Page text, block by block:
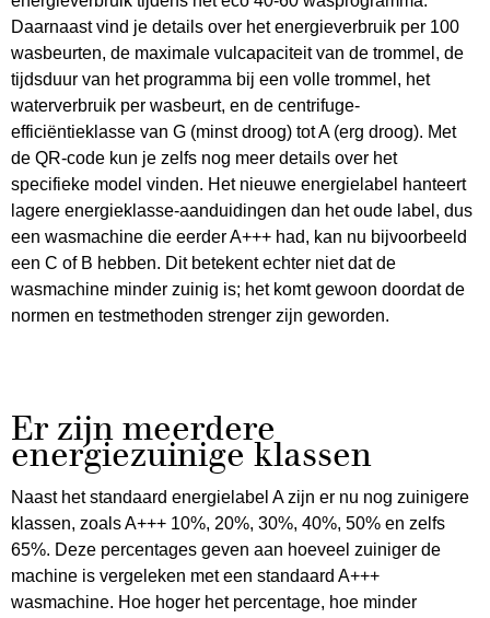
Daarnaast vind je details over het energieverbruik per 100
wasbeurten, de maximale vulcapaciteit van de trommel, de
tijdsduur van het programma bij een volle trommel, het
waterverbruik per wasbeurt, en de centrifuge-
efficiëntieklasse van G (minst droog) tot A (erg droog). Met
de QR-code kun je zelfs nog meer details over het
specifieke model vinden. Het nieuwe energielabel hanteert
lagere energieklasse-aanduidingen dan het oude label, dus
een wasmachine die eerder A+++ had, kan nu bijvoorbeeld
een C of B hebben. Dit betekent echter niet dat de
wasmachine minder zuinig is; het komt gewoon doordat de
normen en testmethoden strenger zijn geworden.
Er zijn meerdere
energiezuinige klassen
Naast het standaard energielabel A zijn er nu nog zuinigere
klassen, zoals A+++ 10%, 20%, 30%, 40%, 50% en zelfs
65%. Deze percentages geven aan hoeveel zuiniger de
machine is vergeleken met een standaard A+++
wasmachine. Hoe hoger het percentage, hoe minder